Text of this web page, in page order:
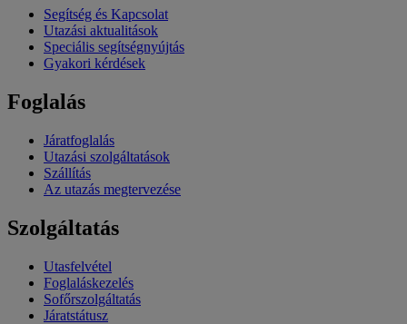
Segítség és Kapcsolat
Utazási aktualitások
Speciális segítségnyújtás
Gyakori kérdések
Foglalás
Járatfoglalás
Utazási szolgáltatások
Szállítás
Az utazás megtervezése
Szolgáltatás
Utasfelvétel
Foglaláskezelés
Sofőrszolgáltatás
Járatstátusz